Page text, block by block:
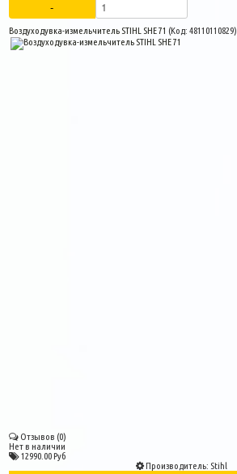
Воздуходувка-измельчитель STIHL SHE 71 (Код:48110110829)
Отзывов (0)
Нет в наличии
12990.00 Руб
Производитель: Stihl